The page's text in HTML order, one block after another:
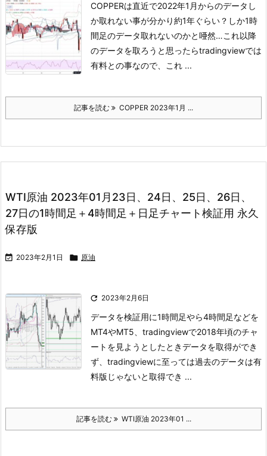
COPPERは直近で2022年1月からのデータし
か取れない事が分かり約1年ぐらい？しか1時
間足のデータ取れないのかと唖然…これ以降
のデータを取ろうと思ったらtradingviewでは
有料との事なので、
これ ...
記事を読む COPPER 2023年1月 ...
WTI原油 2023年01月23日、24日、25日、26日、
27日の1時間足＋4時間足＋日足チャート検証用 永久
保存版
 2023年2月1日  原油
 2023年2月6日
データを検証用に1時間足やら4時間足などを
MT4やMT5、tradingviewで2018年頃のチャ
ートを見ようとしたときデータを取得ができ
ず、 tradingviewに至っては過去のデータは有
料版じゃないと取得でき ...
記事を読む WTI原油 2023年01 ...